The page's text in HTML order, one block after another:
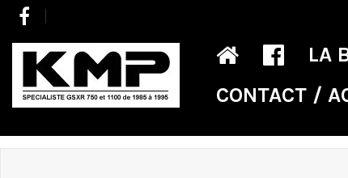
LA
CONTACT /